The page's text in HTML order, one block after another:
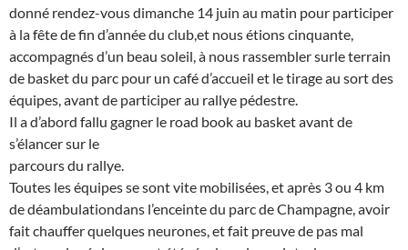
donné rendez-vous dimanche 14 juin au matin pour participer
à la fête de fin d’année du club,et nous étions cinquante,
accompagnés d’un beau soleil, à nous rassembler surle terrain
de basket du parc pour un café d’accueil et le tirage au sort des
équipes, avant de participer au rallye pédestre.
Il a d’abord fallu gagner le road book au basket avant de
s’élancer sur le
parcours du rallye.
Toutes les équipes se sont vite mobilisées, et après 3 ou 4 km
de déambulationdans l’enceinte du parc de Champagne, avoir
fait chauffer quelques neurones, et fait preuve de pas mal